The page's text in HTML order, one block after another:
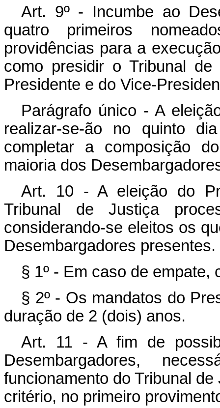
Art. 9º - Incumbe ao
quatro primeiros
providências para a
como presidir o Tribunal
Presidente e do Vice-
Parágrafo único - A
realizar-se-ão no quinto
completar a composição
maioria dos
Art. 10 - A eleição do
Tribunal de Justiça
considerando-se eleitos os
Desembargadores presentes.
§ 1º - Em caso de
§ 2º - Os mandatos do
duração de 2 (dois) anos.
Art. 11 - A fim de
Desembargadores,
funcionamento do Tribunal
critério, no primeiro